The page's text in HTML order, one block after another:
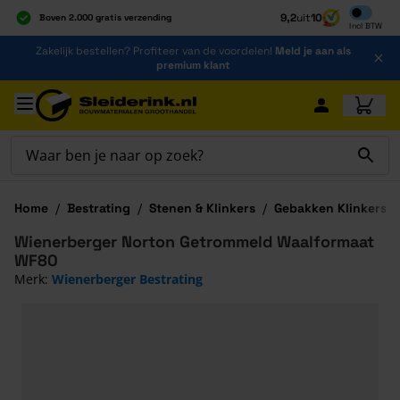
Boven 2.000 gratis verzending
Al 40 jaar dé specialist
Alles onder één dak
9,2uit10
Incl BTW
Inclusief
Ga naar de inhoud
Zakelijk bestellen? Profiteer van de voordelen! Meld je aan als
premium klant
Ga naar hoofdinhoud
Home / Bestrating / Stenen & Klinkers / Gebakken Klinkers
Wienerberger Norton Getrommeld Waalformaat
WF80
Merk: Wienerberger Bestrating